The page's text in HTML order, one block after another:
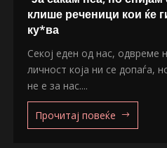
клише реченици кои ќе
ку*ва
Секој еден од нас, одвреме
личност која ни се допаѓа,
не е за нас....
Прочитај повеќе